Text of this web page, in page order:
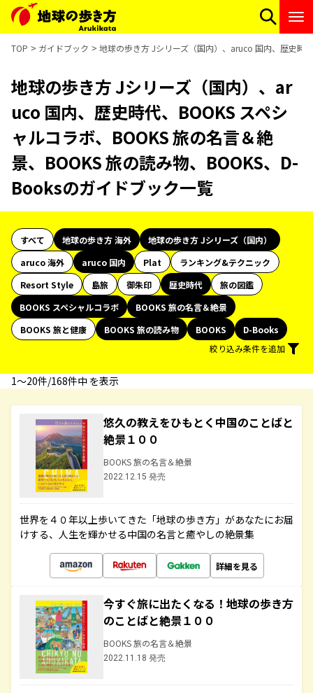
TOP ガイドブック 地球の歩き方 Jシリーズ（国内）、aruco 国内、歴史時
地球の歩き方 Jシリーズ（国内）、ar
uco 国内、歴史時代、BOOKS スペシ
ャルコラボ、BOOKS 旅の名言＆絶
景、BOOKS 旅の読み物、BOOKS、D-
Booksのガイドブック一覧
すべて 地球の歩き方 海外
地球の歩き方 Jシリーズ（国内）
aruco 海外
aruco 国内 Plat
ランキング&テクニック
Resort Style
島旅 御朱印 歴史時代
旅の図鑑
BOOKS スペシャルコラボ
BOOKS 旅の名言＆絶景
BOOKS 旅と健康
BOOKS 旅の読み物 BOOKS
D-Books
絞り込み条件を追加
1〜20件/168件中 を表示
悠久の教えをひもとく中国のことばと
絶景１００
BOOKS 旅の名言＆絶景
2022.12.15 発売
世界を４０年以上歩いてきた「地球の歩き方」があなたにお届
けする、人生を輝かせる中国の名言と癒やしの絶景集
詳細を見る
今すぐ旅に出たくなる！地球の歩き方
のことばと絶景１００
BOOKS 旅の名言＆絶景
2022.11.18 発売